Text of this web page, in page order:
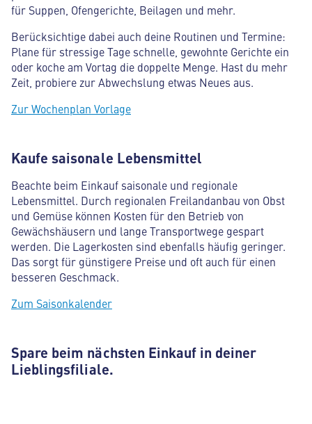
für Suppen, Ofengerichte, Beilagen und mehr.
Berücksichtige dabei auch deine Routinen und Termine:
Plane für stressige Tage schnelle, gewohnte Gerichte ein
oder koche am Vortag die doppelte Menge. Hast du mehr
Zeit, probiere zur Abwechslung etwas Neues aus.
Zur Wochenplan Vorlage
Kaufe saisonale Lebensmittel
Beachte beim Einkauf saisonale und regionale
Lebensmittel. Durch regionalen Freilandanbau von Obst
und Gemüse können Kosten für den Betrieb von
Gewächshäusern und lange Transportwege gespart
werden. Die Lagerkosten sind ebenfalls häufig geringer.
Das sorgt für günstigere Preise und oft auch für einen
besseren Geschmack.
Zum Saisonkalender
Spare beim nächsten Einkauf in deiner
Lieblingsfiliale.